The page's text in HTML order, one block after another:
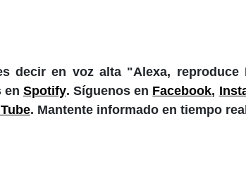
decir en voz alta "Alexa, reproduce
en Spotify. Síguenos en Facebook,
. Mantente informado en tiempo